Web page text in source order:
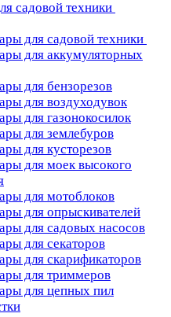
садовой техники
для садовой техники
для аккумуляторных
для бензорезов
для воздуходувок
для газонокосилок
для землебуров
для кусторезов
для моек высокого
для мотоблоков
для опрыскивателей
для садовых насосов
для секаторов
для скарификаторов
для триммеров
для цепных пил